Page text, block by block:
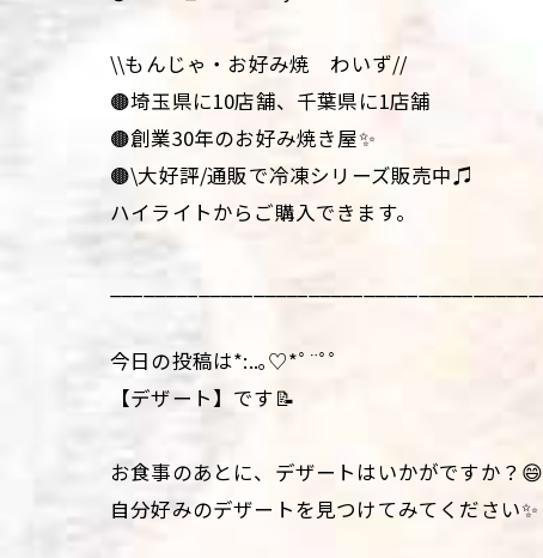
\\もんじゃ・お好み焼 わいず//
🟤埼玉県に10店舗、千葉県に1店舗
🟤創業30年のお好み焼き屋✨
🟤\大好評/通販で冷凍シリーズ販売中♫
ハイライトからご購入できます。
今日の投稿は*:..｡♡*ﾟ¨ﾟﾟ
【デザート】です📝
お食事のあとに、デザートはいかがですか？😄
自分好みのデザートを見つけてみてください✨